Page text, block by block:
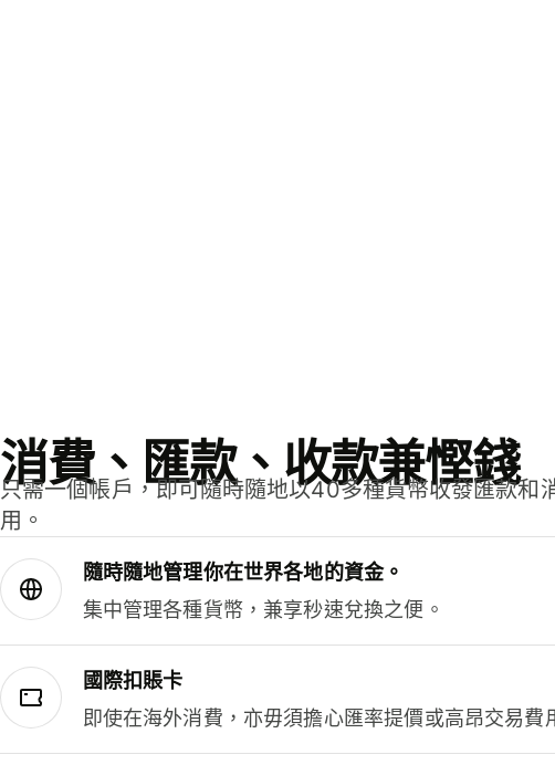
消費、匯款、收款兼慳錢
只需一個帳戶，即可隨時隨地以40多種貨幣收發匯款和
用。
隨時隨地管理你在世界各地的資金。
集中管理各種貨幣，兼享秒速兌換之便。
國際扣賬卡
即使在海外消費，亦毋須擔心匯率提價或高昂交易費